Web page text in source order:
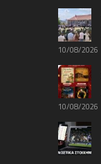
10/08/2026
10/08/2026